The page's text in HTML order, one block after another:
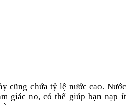
cũng chứa tỷ lệ nước cao. Nước
giác no, có thể giúp bạn nạp ít